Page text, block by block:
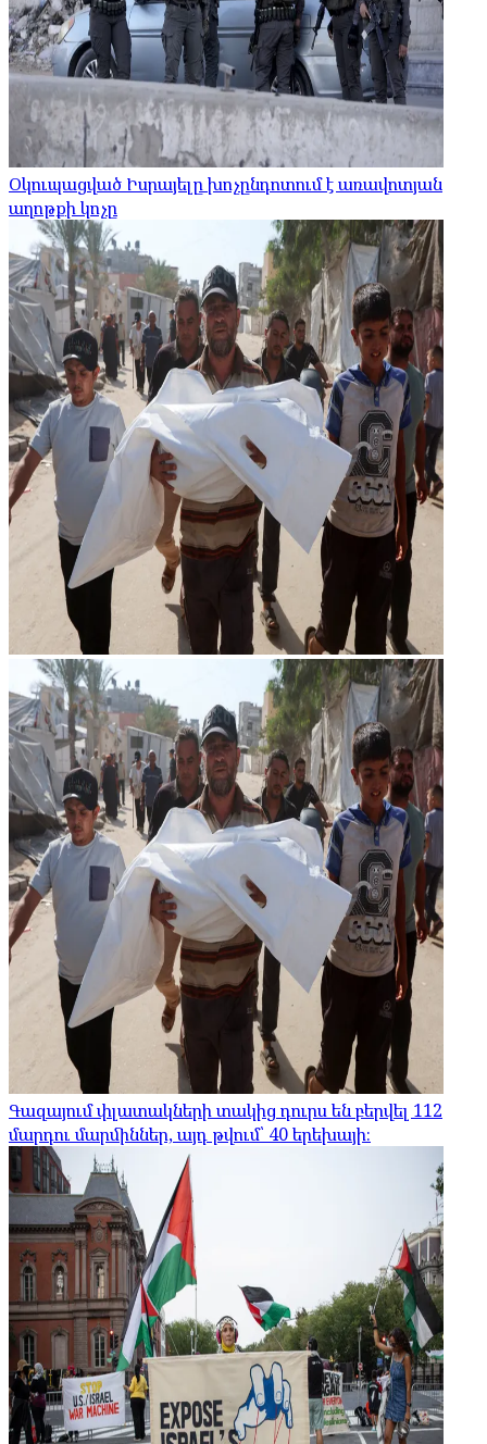
Օկուպացված Իսրայելը խոչընդոտում է առավոտյան
աղոթքի կոչը
Գազայում փլատակների տակից դուրս են բերվել 112
մարդու մարմիններ, այդ թվում՝ 40 երեխայի։